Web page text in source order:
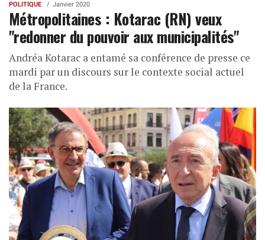
POLITIQUE Janvier 2020
Métropolitaines : Kotarac (RN) veux
"redonner du pouvoir aux municipalités"
Andréa Kotarac a entamé sa conférence de presse ce
mardi par un discours sur le contexte social actuel
de la France.